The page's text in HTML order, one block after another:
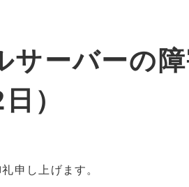
サーバーの
）
申し上げます。